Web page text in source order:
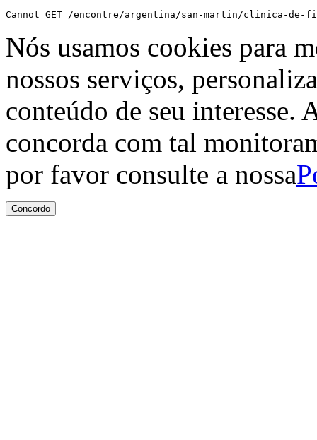
Cannot GET /encontre/argentina/san-martin/clinica-de-
Nós usamos cookies para
nossos serviços,
conteúdo de seu interesse.
concorda com tal
por favor consulte a nossa
Concordo